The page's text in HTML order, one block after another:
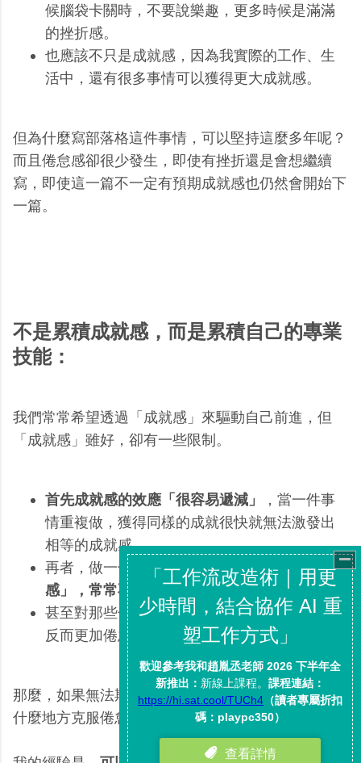
候腦袋卡關時，不要說樂趣，更多時候是滿滿
的挫折感。
也應該不只是成就感，因為我實際的工作、生
活中，還有很多事情可以獲得更大成就感。
但為什麼寫部落格這件事情，可以堅持這麼多年呢？
而且倦怠感卻很少發生，即使有挫折還是會想繼續
寫，即使這一篇不一定有預期成就感也仍然會開始下
一篇。
不是累積成就感，而是累積自己的專業
技能：
我們常常希望透過「成就感」來驅動自己前進，但
「成就感」雖好，卻有一些限制。
首先成就感的效應「很容易遞減」
，當一件事
情重複做，獲得同樣的成就很快就無法激發出
相等的成就感。
再者，做一件事情所期待「被回報的成就
感」，常常不一定如我們預期。
甚至對那些乍看之下「缺乏成就感的事情」 ，
反而更加倦怠而不想去執行。
那麼，如果無法期待事情完成後的成就感，又可以從
什麼地方克服倦怠感呢？